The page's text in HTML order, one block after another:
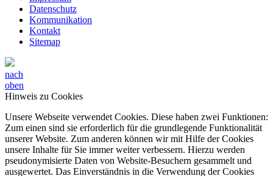
Datenschutz
Kommunikation
Kontakt
Sitemap
nach
oben
Hinweis zu Cookies
Unsere Webseite verwendet Cookies. Diese haben zwei Funktionen:
Zum einen sind sie erforderlich für die grundlegende Funktionalität
unserer Website. Zum anderen können wir mit Hilfe der Cookies
unsere Inhalte für Sie immer weiter verbessern. Hierzu werden
pseudonymisierte Daten von Website-Besuchern gesammelt und
ausgewertet. Das Einverständnis in die Verwendung der Cookies